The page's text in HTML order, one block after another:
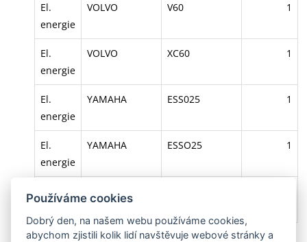
El.
energie
VOLVO V60 1
El.
energie
VOLVO XC60 1
El.
energie
YAMAHA ESS025 1
El.
energie
YAMAHA ESSO25 1
El.
ZHONGYU
Používáme cookies
Dobrý den, na našem webu používáme cookies,
abychom zjistili kolik lidí navštěvuje webové stránky a